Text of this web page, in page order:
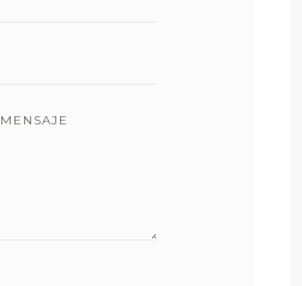
MENSAJE